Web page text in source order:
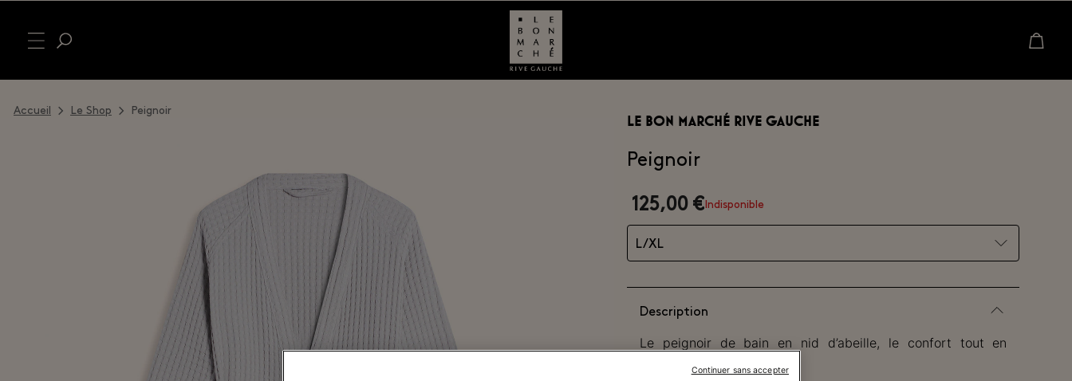
Accueil Le Shop Peignoir
LE BON MARCHÉ RIVE GAUCHE
Peignoir
125,00 €Indisponible
L/XL
Description
Le peignoir de bain en nid d’abeille, le confort tout en
Continuer sans accepter